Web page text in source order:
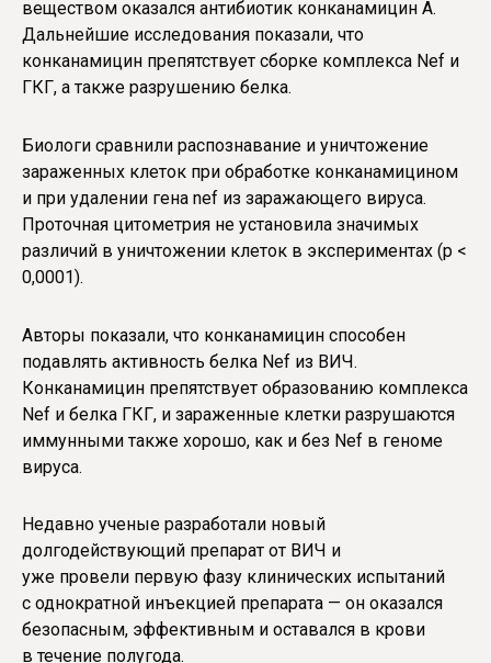
веществом оказался антибиотик конканамицин А.
Дальнейшие исследования показали, что
конканамицин препятствует сборке комплекса Nef и
ГКГ, а также разрушению белка.
Биологи сравнили распознавание и уничтожение
зараженных клеток при обработке конканамицином
и при удалении гена nef из заражающего вируса.
Проточная цитометрия не установила значимых
различий в уничтожении клеток в экспериментах (p <
0,0001).
Авторы показали, что конканамицин способен
подавлять активность белка Nef из ВИЧ.
Конканамицин препятствует образованию комплекса
Nef и белка ГКГ, и зараженные клетки разрушаются
иммунными также хорошо, как и без Nef в геноме
вируса.
Недавно ученые разработали новый
долгодействующий препарат от ВИЧ и
уже провели первую фазу клинических испытаний
с однократной инъекцией препарата — он оказался
безопасным, эффективным и оставался в крови
в течение полугода.